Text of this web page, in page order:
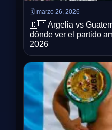
🗓️ marzo 26, 2026
🇩🇿 Argelia vs
dónde ver el partido
2026